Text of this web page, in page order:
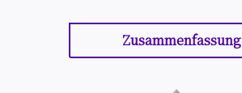
Zusammenfassung